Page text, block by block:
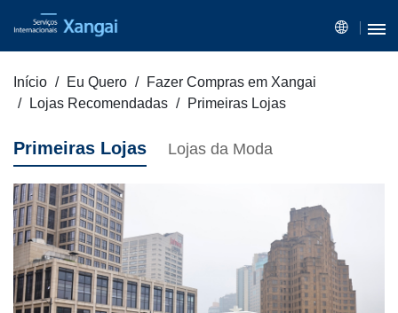
Início Eu Quero
Fazer Compras em Xangai
Lojas Recomendadas
Primeiras Lojas
Primeiras Lojas Lojas da Moda